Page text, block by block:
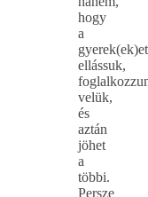
hogy
a
gyerek(ek)et
ellássuk,
velük,
és
aztán
jöhet
a
többi.
Persze